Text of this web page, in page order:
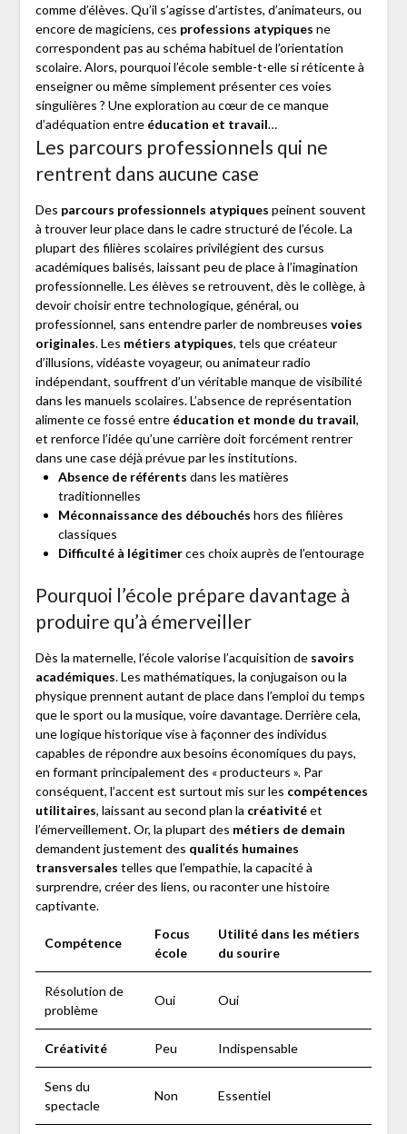
comme d’élèves. Qu’il s’agisse d’artistes, d’animateurs, ou
encore de magiciens, ces professions atypiques ne
correspondent pas au schéma habituel de l’orientation
scolaire. Alors, pourquoi l’école semble-t-elle si réticente à
enseigner ou même simplement présenter ces voies
singulières ? Une exploration au cœur de ce manque
d’adéquation entre éducation et travail…
Les parcours professionnels qui ne
rentrent dans aucune case
Des parcours professionnels atypiques peinent souvent
à trouver leur place dans le cadre structuré de l’école. La
plupart des filières scolaires privilégient des cursus
académiques balisés, laissant peu de place à l’imagination
professionnelle. Les élèves se retrouvent, dès le collège, à
devoir choisir entre technologique, général, ou
professionnel, sans entendre parler de nombreuses voies
originales. Les métiers atypiques, tels que créateur
d’illusions, vidéaste voyageur, ou animateur radio
indépendant, souffrent d’un véritable manque de visibilité
dans les manuels scolaires. L’absence de représentation
alimente ce fossé entre éducation et monde du travail,
et renforce l’idée qu’une carrière doit forcément rentrer
dans une case déjà prévue par les institutions.
Absence de référents dans les matières
traditionnelles
Méconnaissance des débouchés hors des filières
classiques
Difficulté à légitimerces choix auprès de l’entourage
Pourquoi l’école prépare davantage à
produire qu’à émerveiller
Dès la maternelle, l’école valorise l’acquisition de savoirs
académiques. Les mathématiques, la conjugaison ou la
physique prennent autant de place dans l’emploi du temps
que le sport ou la musique, voire davantage. Derrière cela,
une logique historique vise à façonner des individus
capables de répondre aux besoins économiques du pays,
en formant principalement des « producteurs ». Par
conséquent, l’accent est surtout mis sur les compétences
utilitaires, laissant au second plan la créativitéet
l’émerveillement. Or, la plupart des métiers de demain
demandent justement des qualités humaines
transversales telles que l’empathie, la capacité à
surprendre, créer des liens, ou raconter une histoire
captivante.
Compétence
Focus
école
Utilité dans les métiers
du sourire
Résolution de
problème
Oui Oui
Créativité Peu Indispensable
Sens du
spectacle
Non Essentiel